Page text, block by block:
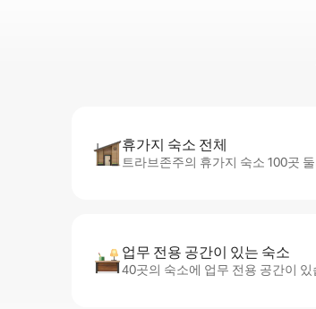
휴가지 숙소 전체
트라브존주의 휴가지 숙소 100곳
업무 전용 공간이 있는 숙소
40곳의 숙소에 업무 전용 공간이